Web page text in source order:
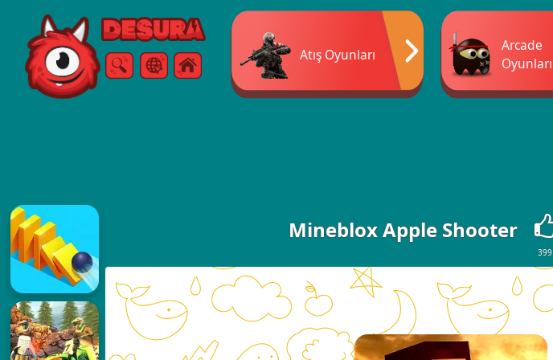
Free Online Games
AramaMenü
Atış Oyunları
Arcade
Oyunları
Mineblox Apple Shooter
399